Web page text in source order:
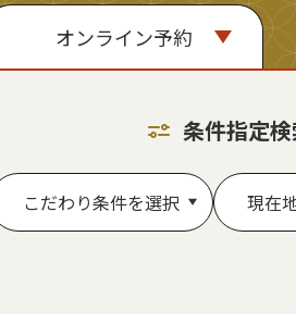
オンライン予約
条件指定
こだわり条件を選択 現在